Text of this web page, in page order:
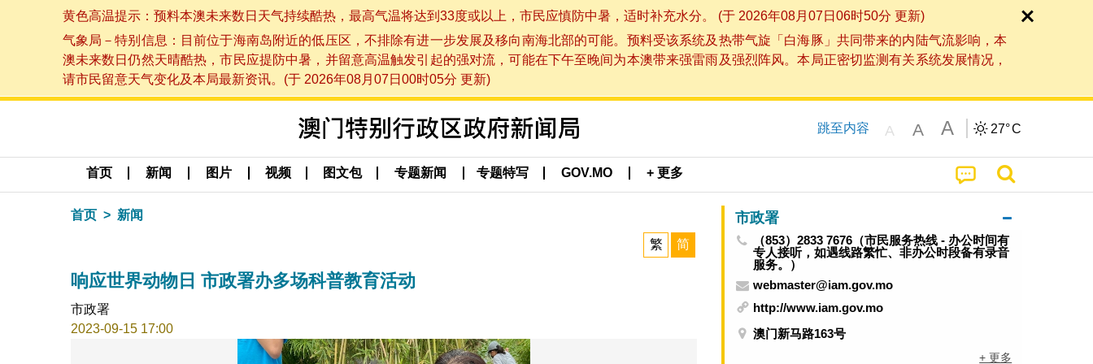
黄色高温提示：预料本澳未来数日天气持续酷热，最高气温将达到33度或以上，市民应慎防中暑，适时补充水分。 (于 2026年08月07日06时50分 更新)
气象局－特别信息：目前位于海南岛附近的低压区，不排除有进一步发展及移向南海北部的可能。预料受该系统及热带气旋「白海豚」共同带来的内陆气流影响，本
澳未来数日仍然天晴酷热，市民应提防中暑，并留意高温触发引起的强对流，可能在下午至晚间为本澳带来强雷雨及强烈阵风。本局正密切监测有关系统发展情况，
请市民留意天气变化及本局最新资讯。(于 2026年08月07日00时05分 更新)
跳至内容 A A A 27°C
首页 新闻 图片 视频 图文包 专题新闻 专题特写 GOV.MO + 更多
首页 新闻
繁 简
响应世界动物日 市政署办多场科普教育活动
市政署
2023-09-15 17:00
市政署
（853）2833 7676（市民服务热线 - 办公时间有
专人接听，如遇线路繁忙、非办公时段备有录音
服务。）
webmaster@iam.gov.mo
http://www.iam.gov.mo
澳门新马路163号
+ 更多